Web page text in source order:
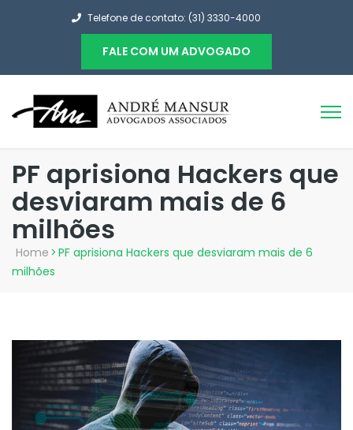
Telefone de contato: (31) 3330-4000
FALE COM UM ADVOGADO
PF aprisiona Hackers que
desviaram mais de 6
milhões
Home > PF aprisiona Hackers que desviaram mais de 6
milhões